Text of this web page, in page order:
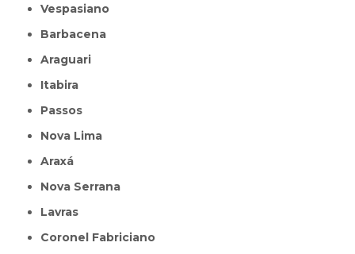
Vespasiano
Barbacena
Araguari
Itabira
Passos
Nova Lima
Araxá
Nova Serrana
Lavras
Coronel Fabriciano